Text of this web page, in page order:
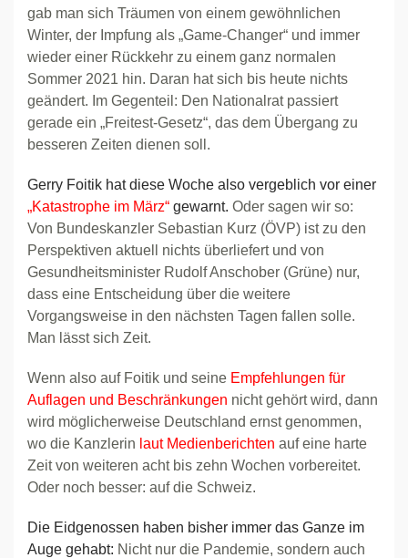
gab man sich Träumen von einem gewöhnlichen
Winter, der Impfung als „Game-Changer“ und immer
wieder einer Rückkehr zu einem ganz normalen
Sommer 2021 hin. Daran hat sich bis heute nichts
geändert. Im Gegenteil: Den Nationalrat passiert
gerade ein „Freitest-Gesetz“, das dem Übergang zu
besseren Zeiten dienen soll.
Gerry Foitik hat diese Woche also vergeblich vor einer
„Katastrophe im März“ gewarnt. Oder sagen wir so:
Von Bundeskanzler Sebastian Kurz (ÖVP) ist zu den
Perspektiven aktuell nichts überliefert und von
Gesundheitsminister Rudolf Anschober (Grüne) nur,
dass eine Entscheidung über die weitere
Vorgangsweise in den nächsten Tagen fallen solle.
Man lässt sich Zeit.
Wenn also auf Foitik und seine Empfehlungen für
Auflagen und Beschränkungen nicht gehört wird, dann
wird möglicherweise Deutschland ernst genommen,
wo die Kanzlerin laut Medienberichten auf eine harte
Zeit von weiteren acht bis zehn Wochen vorbereitet.
Oder noch besser: auf die Schweiz.
Die Eidgenossen haben bisher immer das Ganze im
Auge gehabt: Nicht nur die Pandemie, sondern auch